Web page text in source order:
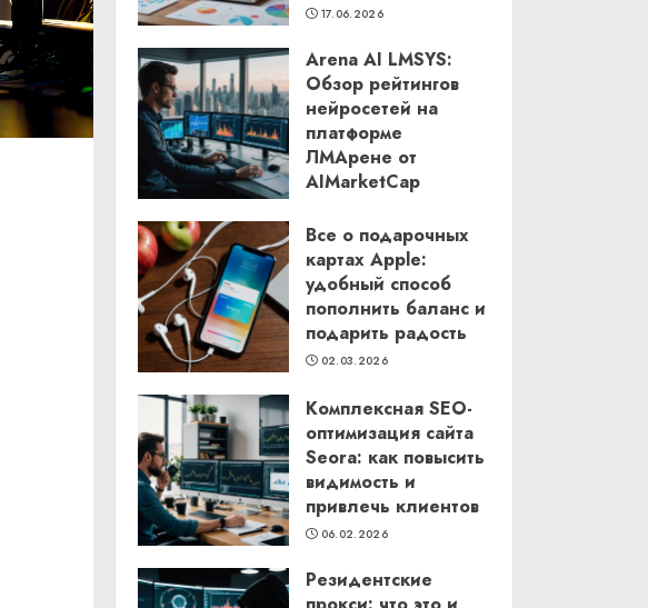
17.06.2026
Arena AI LMSYS:
Обзор рейтингов
нейросетей на
платформе
ЛМАрене от
AIMarketCap
Все о подарочных
картах Apple:
удобный способ
пополнить баланс и
подарить радость
02.03.2026
Комплексная SEO-
оптимизация сайта
Seora: как повысить
видимость и
привлечь клиентов
06.02.2026
Резидентские